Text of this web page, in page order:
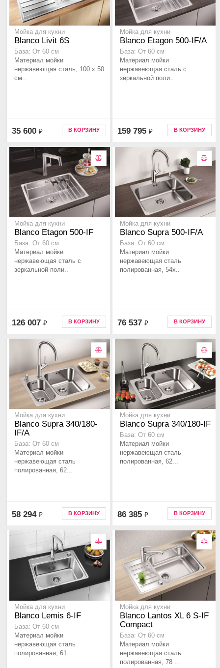
Мойка для кухни
Blanco Livit 6S
База: От 60 см
Материал мойки
нержавеющая сталь, 100 x 50
см..
35 600 ₽ В КОРЗИНУ
Мойка для кухни
Blanco Etagon 500-IF/A
База: От 60 см
Материал мойки
нержавеющая сталь с
зеркальной поли..
159 795 ₽ В КОРЗИНУ
Мойка для кухни
Blanco Etagon 500-IF
База: От 60 см
Материал мойки
нержавеющая сталь с
зеркальной поли..
126 007 ₽ В КОРЗИНУ
Мойка для кухни
Blanco Supra 500-IF/A
База: От 60 см
Материал мойки
нержавеющая сталь
полированная, 54x..
76 537 ₽ В КОРЗИНУ
Мойка для кухни
Blanco Supra 340/180-
IF/A
База: От 60 см
Материал мойки
нержавеющая сталь
полированная, 62...
58 294 ₽ В КОРЗИНУ
Мойка для кухни
Blanco Supra 340/180-IF
База: От 60 см
Материал мойки
нержавеющая сталь
полированная, 62...
86 385 ₽ В КОРЗИНУ
Мойка для кухни
Blanco Lemis 6-IF
База: От 60 см
Материал мойки
нержавеющая сталь
полированная, 61...
Мойка для кухни
Blanco Lantos XL 6 S-IF
Compact
База: От 60 см
Материал мойки
нержавеющая сталь
полированная, 78 ..